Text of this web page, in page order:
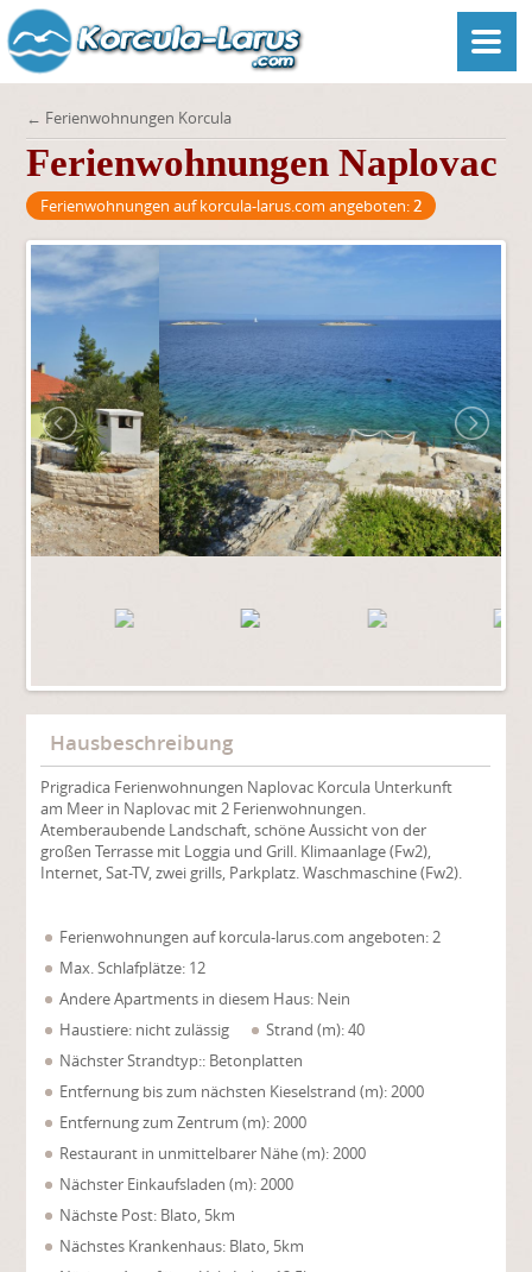
← Ferienwohnungen Korcula
Ferienwohnungen Naplovac
Ferienwohnungen auf korcula-larus.com angeboten:2
Hausbeschreibung
Prigradica Ferienwohnungen Naplovac Korcula Unterkunft
am Meer in Naplovac mit 2 Ferienwohnungen.
Atemberaubende Landschaft, schöne Aussicht von der
großen Terrasse mit Loggia und Grill. Klimaanlage (Fw2),
Internet, Sat-TV, zwei grills, Parkplatz. Waschmaschine (Fw2).
Ferienwohnungen auf korcula-larus.com angeboten: 2
Max. Schlafplätze: 12
Andere Apartments in diesem Haus: Nein
Haustiere: nicht zulässig
Strand (m): 40
Nächster Strandtyp:: Betonplatten
Entfernung bis zum nächsten Kieselstrand (m): 2000
Entfernung zum Zentrum (m): 2000
Restaurant in unmittelbarer Nähe (m): 2000
Nächster Einkaufsladen (m): 2000
Nächste Post: Blato, 5km
Nächstes Krankenhaus: Blato, 5km